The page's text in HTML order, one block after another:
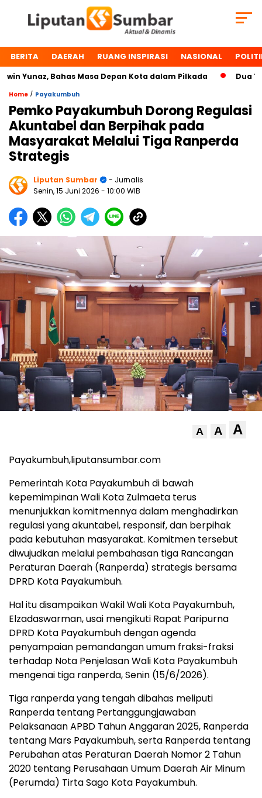
BERITA DAERAH RUANG INSPIRASI NASIONAL
Bahas Masa Depan Kota dalam Pilkada Dua
Home / Payakumbuh
Pemko Payakumbuh Dorong Regulasi
Akuntabel dan Berpihak pada
Masyarakat Melalui Tiga Ranperda
Strategis
Liputan Sumbar
- Jurnalis
Senin, 15 Juni 2026 - 10:00 WIB
A A A
Payakumbuh,liputansumbar.com
Pemerintah Kota Payakumbuh di bawah
kepemimpinan Wali Kota Zulmaeta terus
menunjukkan komitmennya dalam menghadirkan
regulasi yang akuntabel, responsif, dan berpihak
pada kebutuhan masyarakat. Komitmen tersebut
diwujudkan melalui pembahasan tiga Rancangan
Peraturan Daerah (Ranperda) strategis bersama
DPRD Kota Payakumbuh.
Hal itu disampaikan Wakil Wali Kota Payakumbuh,
Elzadaswarman, usai mengikuti Rapat Paripurna
DPRD Kota Payakumbuh dengan agenda
penyampaian pemandangan umum fraksi-fraksi
terhadap Nota Penjelasan Wali Kota Payakumbuh
mengenai tiga ranperda, Senin (15/6/2026).
Tiga ranperda yang tengah dibahas meliputi
Ranperda tentang Pertanggungjawaban
Pelaksanaan APBD Tahun Anggaran 2025, Ranperda
tentang Mars Payakumbuh, serta Ranperda tentang
Perubahan atas Peraturan Daerah Nomor 2 Tahun
2020 tentang Perusahaan Umum Daerah Air Minum
(Perumda) Tirta Sago Kota Payakumbuh.